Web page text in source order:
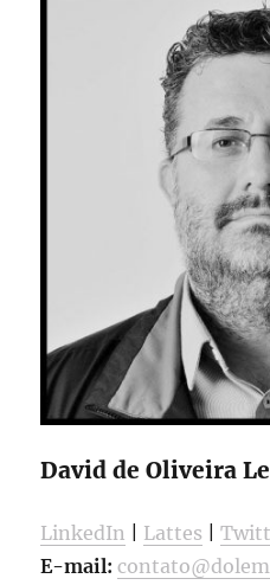
David de Oliveira
LinkedIn Lattes |
E-mail: